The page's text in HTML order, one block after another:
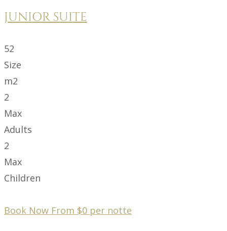
JUNIOR SUITE
52
Size
m2
2
Max
Adults
2
Max
Children
Book Now From $0 per notte